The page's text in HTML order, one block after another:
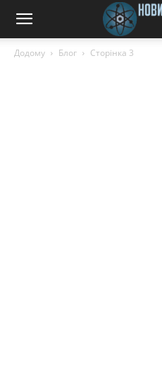
Biscont:
Додому Блог Сторінка 3